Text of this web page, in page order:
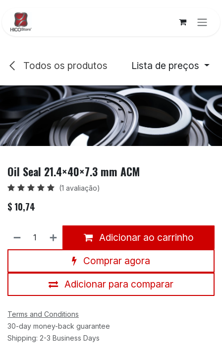
Todos os produtos Lista de preços
Oil Seal 21.4×40×7.3 mm ACM
(1 avaliação)
$ 10,74
Adicionar ao carrinho
Comprar agora
Adicionar para comparar
Terms and Conditions
30-day money-back guarantee
Shipping: 2-3 Business Days